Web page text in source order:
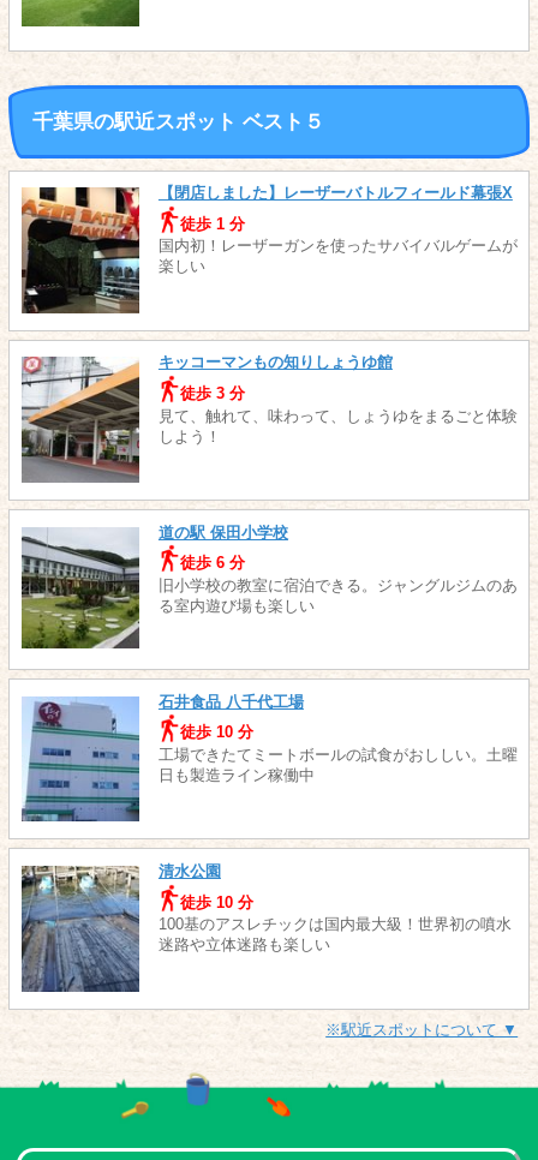
千葉県の駅近スポット ベスト５
【閉店しました】レーザーバトルフィールド幕張X
徒歩 1 分
国内初！レーザーガンを使ったサバイバルゲームが
楽しい
キッコーマンもの知りしょうゆ館
徒歩 3 分
見て、触れて、味わって、しょうゆをまるごと体験
しよう！
道の駅 保田小学校
徒歩 6 分
旧小学校の教室に宿泊できる。ジャングルジムのあ
る室内遊び場も楽しい
石井食品 八千代工場
徒歩 10 分
工場できたてミートボールの試食がおししい。土曜
日も製造ライン稼働中
清水公園
徒歩 10 分
100基のアスレチックは国内最大級！世界初の噴水
迷路や立体迷路も楽しい
※駅近スポットについて ▼